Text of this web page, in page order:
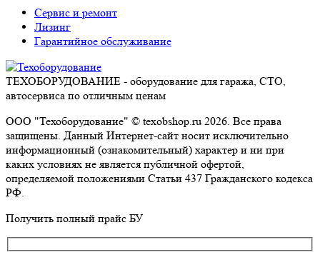
Сервис и ремонт
Лизинг
Гарантийное обслуживание
ТЕХОБОРУДОВАНИЕ - оборудование для гаража, СТО,
автосервиса по отличным ценам
ООО "Техоборудование" © texobshop.ru 2026. Все права
защищены. Данный Интернет-сайт носит исключительно
информационный (ознакомительный) характер и ни при
каких условиях не является публичной офертой,
определяемой положениями Статьи 437 Гражданского кодекса
РФ.
Go
Получить полный прайс БУ